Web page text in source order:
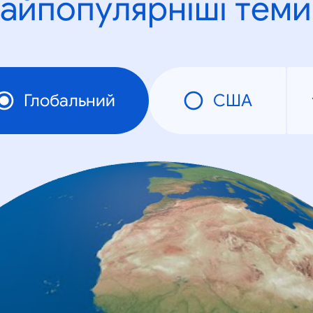
Глобальний США